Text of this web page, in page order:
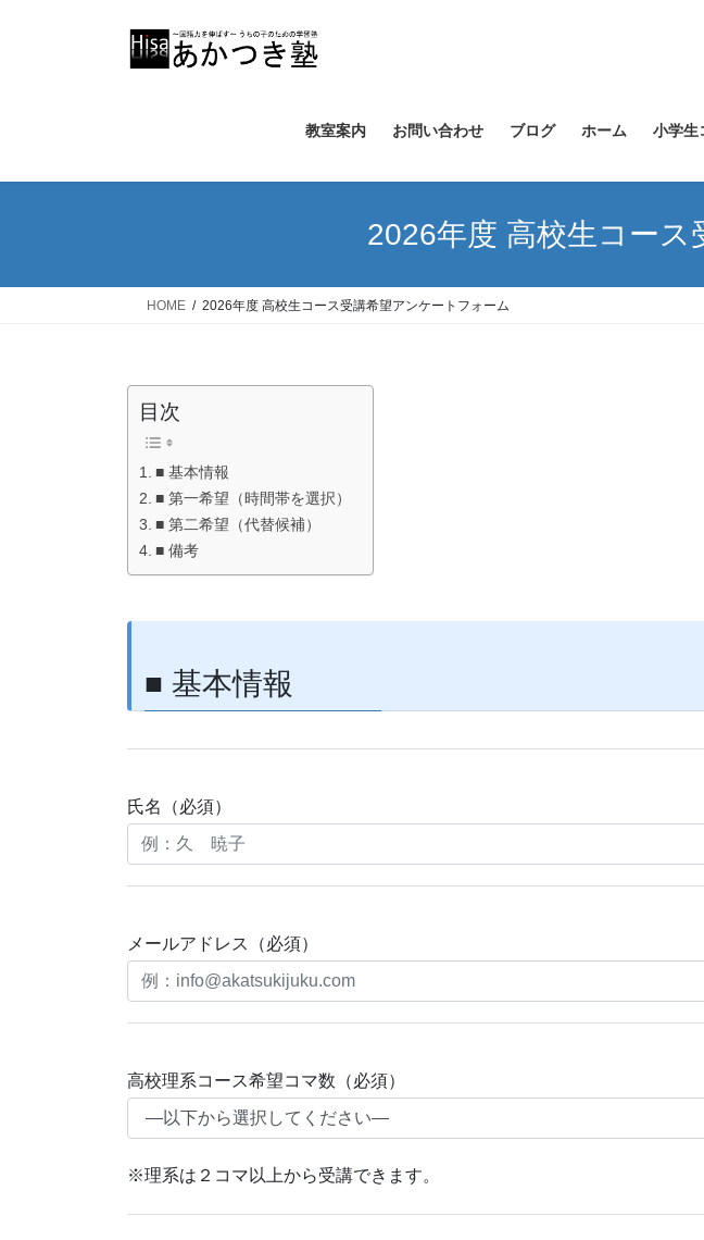
教室案内 お問い合わせ ブログ ホーム 小学生
2026年度 高校生コー
HOME 2026年度 高校生コース受講希望アンケートフォーム
目次
■ 基本情報
■ 第一希望（時間帯を選択）
■ 第二希望（代替候補）
■ 備考
■ 基本情報
氏名（必須）
メールアドレス（必須）
高校理系コース希望コマ数（必須）
※理系は２コマ以上から受講できます。